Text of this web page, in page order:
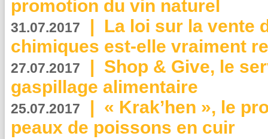
promotion du vin naturel
31.07.2017 | La loi sur la vente
chimiques est-elle vraiment
27.07.2017 | Shop & Give, le
gaspillage alimentaire
25.07.2017 | « Krak’hen », le
peaux de poissons en cuir